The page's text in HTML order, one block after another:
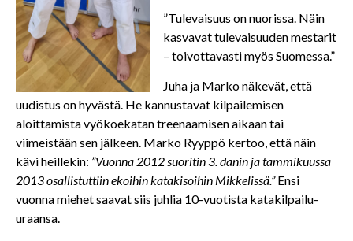
”Tulevaisuus on nuorissa. Näin
kasvavat tulevaisuuden mestarit
– toivottavasti myös Suomessa.”
Juha ja Marko näkevät, että
uudistus on hyvästä. He kannustavat kilpailemisen
aloittamista vyökoekatan treenaamisen aikaan tai
viimeistään sen jälkeen. Marko Ryyppö kertoo, että näin
kävi heillekin: ”Vuonna 2012 suoritin 3. danin ja tammikuussa
2013 osallistuttiin ekoihin katakisoihin Mikkelissä.”Ensi
vuonna miehet saavat siis juhlia 10-vuotista katakilpailu-
uraansa.